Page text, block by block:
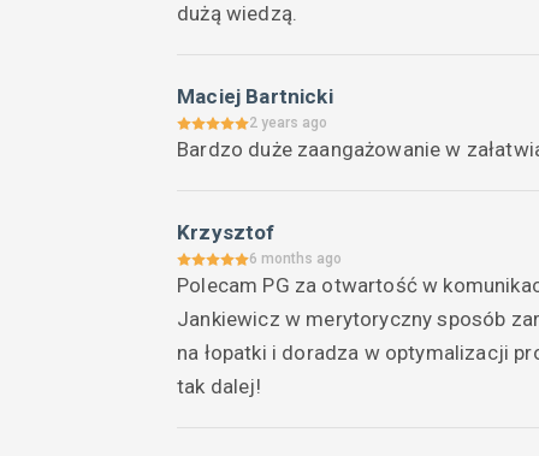
dużą wiedzą.
Maciej Bartnicki
2 years ago
Bardzo duże zaangażowanie w
Krzysztof
6 months ago
Polecam PG za otwartość w
Jankiewicz w merytoryczny sposób
na łopatki i doradza w optymalizacji
tak dalej!